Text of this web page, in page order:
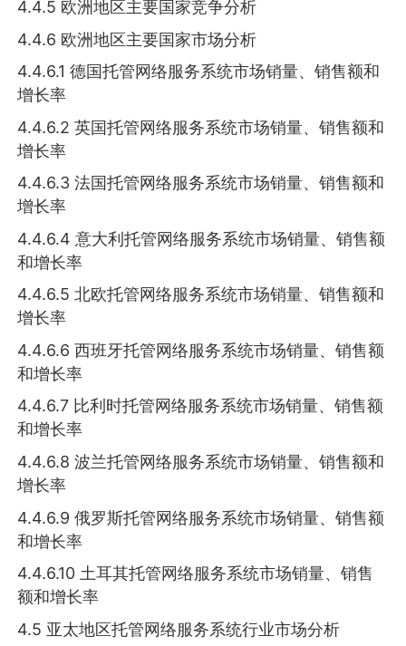
4.4.5 欧洲地区主要国家竞争分析
4.4.6 欧洲地区主要国家市场分析
4.4.6.1 德国托管网络服务系统市场销量、销售额和
增长率
4.4.6.2 英国托管网络服务系统市场销量、销售额和
增长率
4.4.6.3 法国托管网络服务系统市场销量、销售额和
增长率
4.4.6.4 意大利托管网络服务系统市场销量、销售额
和增长率
4.4.6.5 北欧托管网络服务系统市场销量、销售额和
增长率
4.4.6.6 西班牙托管网络服务系统市场销量、销售额
和增长率
4.4.6.7 比利时托管网络服务系统市场销量、销售额
和增长率
4.4.6.8 波兰托管网络服务系统市场销量、销售额和
增长率
4.4.6.9 俄罗斯托管网络服务系统市场销量、销售额
和增长率
4.4.6.10 土耳其托管网络服务系统市场销量、销售
额和增长率
4.5 亚太地区托管网络服务系统行业市场分析